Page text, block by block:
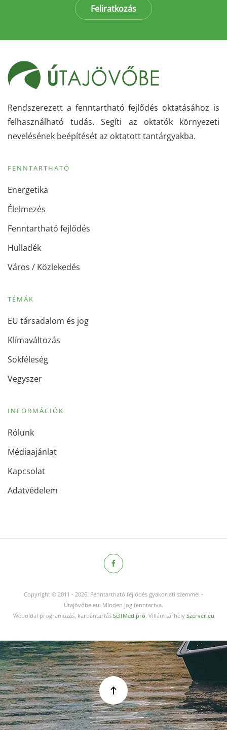
Feliratkozás
Rendszerezett a fenntartható fejlődés oktatásához is
felhasználható tudás. Segíti az oktatók környezeti
nevelésének beépítését az oktatott tantárgyakba.
FENNTARTHATÓ
Energetika
Élelmezés
Fenntartható fejlődés
Hulladék
Város / Közlekedés
TÉMÁK
EU társadalom és jog
Klímaváltozás
Sokféleség
Vegyszer
INFORMÁCIÓK
Rólunk
Médiaajánlat
Kapcsolat
Adatvédelem
Copyright © 2011 - 2026. Fenntartható fejlődés gyakorlati szemmel -
Útajövőbe.eu. Minden jog fenntartva.
Weboldal programozás, karbantartás SelfMed.pro. Villám tárhely Szerver.eu